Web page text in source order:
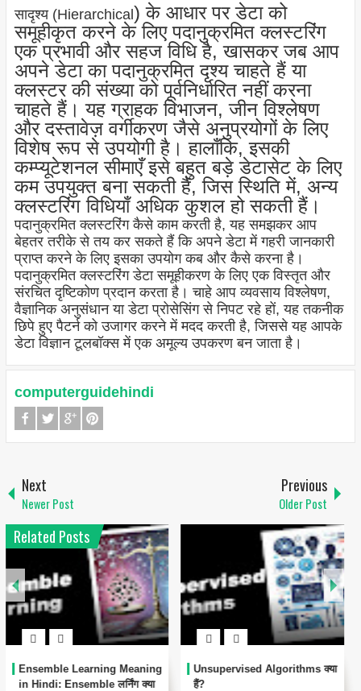
सादृश्य (Hierarchical) के आधार पर डेटा को
समूहीकृत करने के लिए पदानुक्रमित क्लस्टरिंग
एक प्रभावी और सहज विधि है, खासकर जब आप
अपने डेटा का पदानुक्रमित दृश्य चाहते हैं या
क्लस्टर की संख्या को पूर्वनिर्धारित नहीं करना
चाहते हैं। यह ग्राहक विभाजन, जीन विश्लेषण
और दस्तावेज़ वर्गीकरण जैसे अनुप्रयोगों के लिए
विशेष रूप से उपयोगी है। हालाँकि, इसकी
कम्प्यूटेशनल सीमाएँ इसे बहुत बड़े डेटासेट के लिए
कम उपयुक्त बना सकती हैं, जिस स्थिति में, अन्य
क्लस्टरिंग विधियाँ अधिक कुशल हो सकती हैं।
पदानुक्रमित क्लस्टरिंग कैसे काम करती है, यह समझकर आप
बेहतर तरीके से तय कर सकते हैं कि अपने डेटा में गहरी जानकारी
प्राप्त करने के लिए इसका उपयोग कब और कैसे करना है।
पदानुक्रमित क्लस्टरिंग डेटा समूहीकरण के लिए एक विस्तृत और
संरचित दृष्टिकोण प्रदान करता है। चाहे आप व्यवसाय विश्लेषण,
वैज्ञानिक अनुसंधान या डेटा प्रोसेसिंग से निपट रहे हों, यह तकनीक
छिपे हुए पैटर्न को उजागर करने में मदद करती है, जिससे यह आपके
डेटा विज्ञान टूलबॉक्स में एक अमूल्य उपकरण बन जाता है।
computerguidehindi
Next
Newer Post
Previous
Older Post
Related Posts
Ensemble Learning Meaning
in Hindi: Ensemble लर्निंग क्या
Unsupervised Algorithms क्या
हैं?